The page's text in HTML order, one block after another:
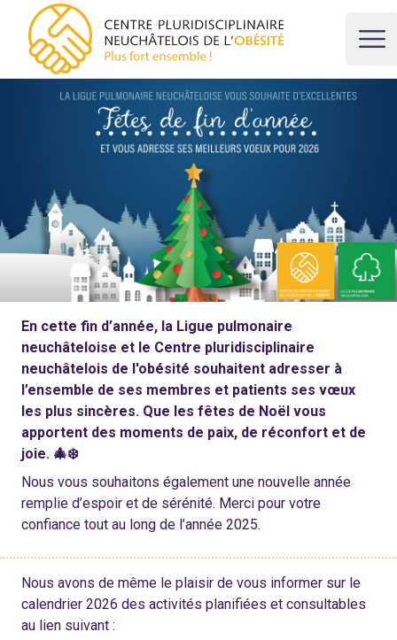
CPNO, centre pluridisciplinaire neuchâtelois de l'obésité
En cette fin d’année, la Ligue pulmonaire
neuchâteloise et le Centre pluridisciplinaire
neuchâtelois de l'obésité souhaitent adresser à
l’ensemble de ses membres et patients ses vœux
les plus sincères. Que les fêtes de Noël vous
apportent des moments de paix, de réconfort et de
joie. 🎄❄️
Nous vous souhaitons également une nouvelle année
remplie d’espoir et de sérénité. Merci pour votre
confiance tout au long de l’année 2025.
Nous avons de même le plaisir de vous informer sur le
calendrier 2026 des activités planifiées et consultables
au lien suivant :